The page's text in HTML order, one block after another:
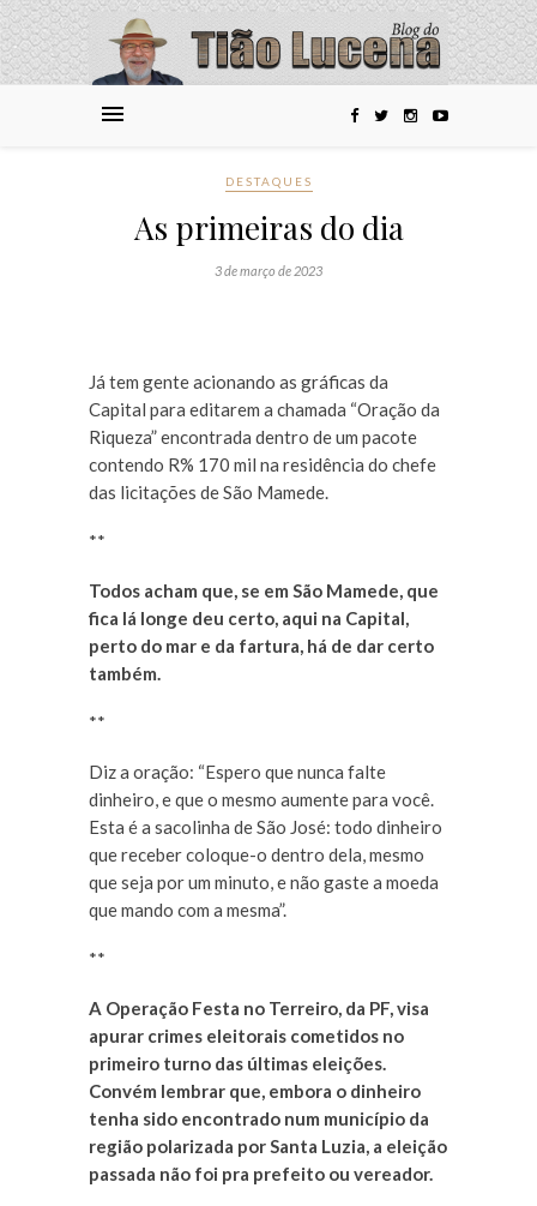
DESTAQUES
As primeiras do dia
3 de março de 2023
Já tem gente acionando as gráficas da
Capital para editarem a chamada “Oração da
Riqueza” encontrada dentro de um pacote
contendo R% 170 mil na residência do chefe
das licitações de São Mamede.
**
Todos acham que, se em São Mamede, que
fica lá longe deu certo, aqui na Capital,
perto do mar e da fartura, há de dar certo
também.
**
Diz a oração: “Espero que nunca falte
dinheiro, e que o mesmo aumente para você.
Esta é a sacolinha de São José: todo dinheiro
que receber coloque-o dentro dela, mesmo
que seja por um minuto, e não gaste a moeda
que mando com a mesma”.
**
A Operação Festa no Terreiro, da PF, visa
apurar crimes eleitorais cometidos no
primeiro turno das últimas eleições.
Convém lembrar que, embora o dinheiro
tenha sido encontrado num município da
região polarizada por Santa Luzia, a eleição
passada não foi pra prefeito ou vereador.